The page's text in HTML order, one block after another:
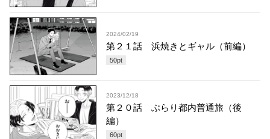
2024/02/19
第２１話 浜焼きとギャル（前編）
50pt
2023/12/18
第２０話 ぶらり都内普通旅（後
編）
60pt